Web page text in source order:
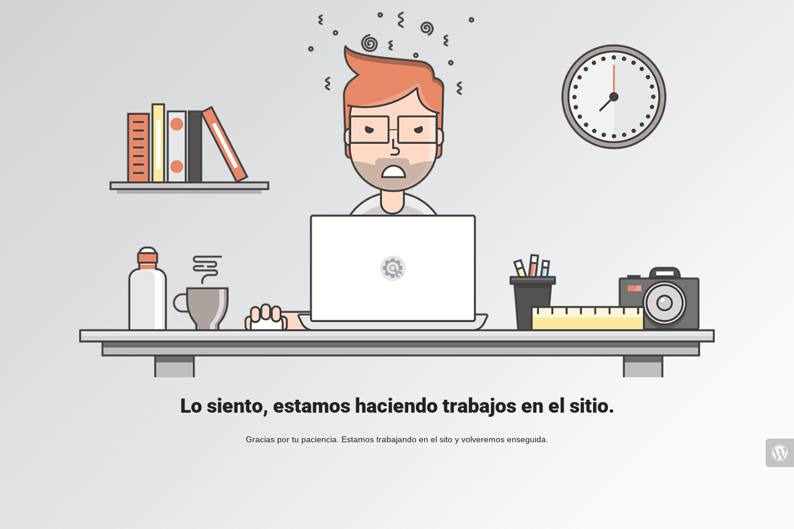
Lo siento, estamos haciendo trabajos en el sitio.
Gracias por tu paciencia. Estamos trabajando en el sito y volveremos enseguida.